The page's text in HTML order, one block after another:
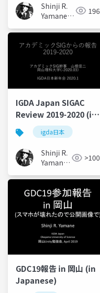
Shinji R.
Yamane
196
IGDA Japan SIGAC
Review 2019-2020 (in
Japanese)
igda日本
Shinji R.
Yamane
二)
>100
GDC19報告 in 岡山 (in
Japanese)